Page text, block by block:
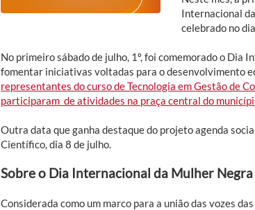
Internacional
celebrado no
No primeiro sábado de julho, 1º, foi comemorado o
fomentar iniciativas voltadas para o desenvolvimento
representantes do curso de Tecnologia em Gestão de
participaram de atividades na praça central do
Outra data que ganha destaque do projeto agenda
Científico, dia 8 de julho.
Sobre o Dia Internacional da Mulher
Considerada como um marco para a união das vozes